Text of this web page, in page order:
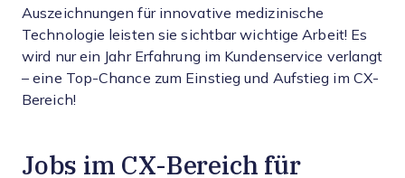
Auszeichnungen für innovative medizinische
Technologie leisten sie sichtbar wichtige Arbeit! Es
wird nur ein Jahr Erfahrung im Kundenservice verlangt
– eine Top-Chance zum Einstieg und Aufstieg im CX-
Bereich!
Jobs im CX-Bereich für